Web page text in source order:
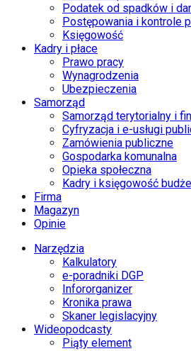
Podatek od spadków i
Postępowania i kontrole
Księgowość
Kadry i płace
Prawo pracy
Wynagrodzenia
Ubezpieczenia
Samorząd
Samorząd terytorialny i
Cyfryzacja i e-usługi
Zamówienia publiczne
Gospodarka komunalna
Opieka społeczna
Kadry i księgowość
Firma
Magazyn
Opinie
Narzędzia
Kalkulatory
e-poradniki DGP
Infororganizer
Kronika prawa
Skaner legislacyjny
Wideopodcasty
Piąty element